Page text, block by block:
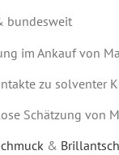
bundesweit
im Ankauf von
zu solventer
Schätzung von
&